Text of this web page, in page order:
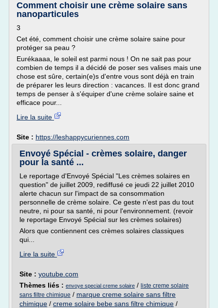
Comment choisir une crème solaire sans
nanoparticules
3
Cet été, comment choisir une crème solaire saine pour
protéger sa peau ?
Eurékaaaa, le soleil est parmi nous ! On ne sait pas pour
combien de temps il a décidé de poser ses valises mais une
chose est sûre, certain(e)s d'entre vous sont déjà en train
de préparer les leurs direction : vacances. Il est donc grand
temps de penser à s'équiper d'une crème solaire saine et
efficace pour...
Lire la suite
Site : https://leshappycuriennes.com
Envoyé Spécial - crèmes solaire, danger
pour la santé ...
Le reportage d'Envoyé Spécial "Les crèmes solaires en
question" de juillet 2009, rediffusé ce jeudi 22 juillet 2010
alerte chacun sur l'impact de sa consommation
personnelle de crème solaire. Ce geste n'est pas du tout
neutre, ni pour sa santé, ni pour l'environnement. (revoir
le reportage Envoyé Spécial sur les crèmes solaires)
Alors que contiennent ces crèmes solaires classiques
qui...
Lire la suite
Site : youtube.com
Thèmes liés : envoye special creme solaire / liste creme solaire
sans filtre chimique / marque creme solaire sans filtre
chimique / creme solaire bebe sans filtre chimique /